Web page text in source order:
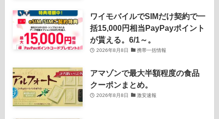
ワイモバイルでSIMだけ契約で一
括15,000円相当PayPayポイント
が貰える。6/1～。
2026年8月8日 携帯一括情報
アマゾンで最大半額程度の食品
クーポンまとめ。
2026年8月8日 激安速報